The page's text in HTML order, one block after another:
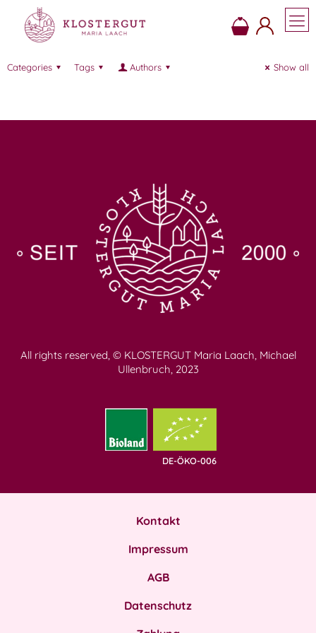
Categories Tags Authors Show all
All rights reserved, © KLOSTERGUT Maria Laach, Michael
Ullenbruch, 2023
DE-ÖKO-006
Kontakt
Impressum
AGB
Datenschutz